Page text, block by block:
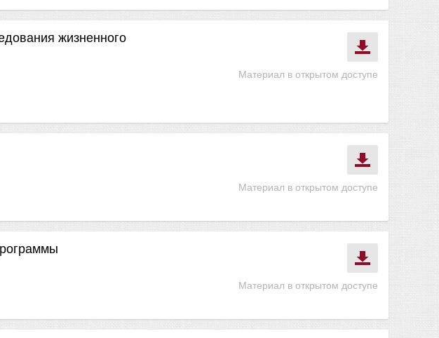
Материал в открытом доступе
жизненного
Материал в открытом доступе
Материал в открытом доступе